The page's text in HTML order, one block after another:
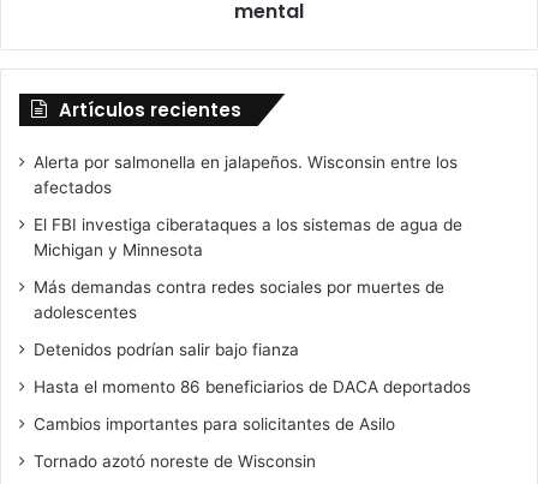
mental
Artículos recientes
Alerta por salmonella en jalapeños. Wisconsin entre los
afectados
El FBI investiga ciberataques a los sistemas de agua de
Michigan y Minnesota
Más demandas contra redes sociales por muertes de
adolescentes
Detenidos podrían salir bajo fianza
Hasta el momento 86 beneficiarios de DACA deportados
Cambios importantes para solicitantes de Asilo
Tornado azotó noreste de Wisconsin